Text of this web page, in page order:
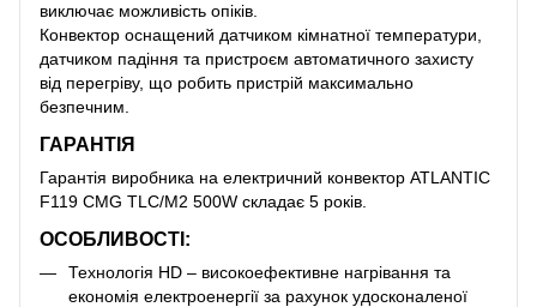
виключає можливість опіків.
Конвектор оснащений датчиком кімнатної температури,
датчиком падіння та пристроєм автоматичного захисту
від перегріву, що робить пристрій максимально
безпечним.
ГАРАНТІЯ
Гарантія виробника на електричний конвектор ATLANTIC
F119 CMG TLC/M2 500W складає 5 років.
ОСОБЛИВОСТІ:
Технологія HD – високоефективне нагрівання та
економія електроенергії за рахунок удосконаленої